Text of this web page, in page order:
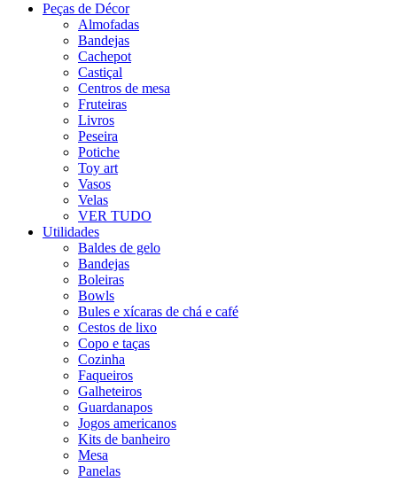
Peças de Décor
Almofadas
Bandejas
Cachepot
Castiçal
Centros de mesa
Fruteiras
Livros
Peseira
Potiche
Toy art
Vasos
Velas
VER TUDO
Utilidades
Baldes de gelo
Bandejas
Boleiras
Bowls
Bules e xícaras de chá e café
Cestos de lixo
Copo e taças
Cozinha
Faqueiros
Galheteiros
Guardanapos
Jogos americanos
Kits de banheiro
Mesa
Panelas